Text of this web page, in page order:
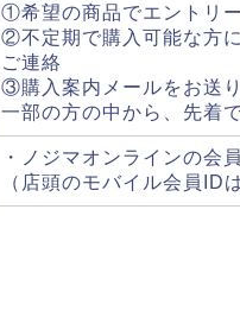
①希望の商品でエントリー
②不定期で購入可能な方
ご連絡
③購入案内メールをお送
一部の方の中から、先着
・ノジマオンラインの会
（店頭のモバイル会員ID